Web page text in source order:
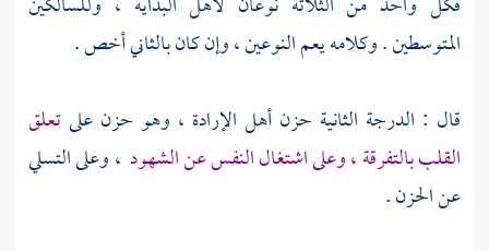
المتوسطين . وكلامه يعم النوعين ، وإن كان بالثاني أخص .
قال : الدرجة الثانية حزن أهل الإرادة ، وهو حزن علىتعلق
القلب بالتفرقة ، وعلى اشتغال النفس عن الشهود ، وعلى التسلي
عن الحزن .